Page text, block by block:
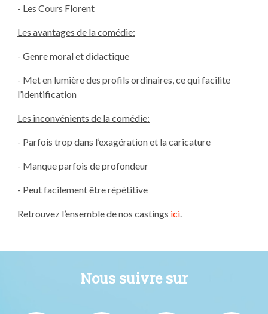
- Les Cours Florent
Les avantages de la comédie:
- Genre moral et didactique
- Met en lumière des profils ordinaires, ce qui facilite
l’identification
Les inconvénients de la comédie:
- Parfois trop dans l’exagération et la caricature
- Manque parfois de profondeur
- Peut facilement être répétitive
Retrouvez l’ensemble de nos castings ici
Nous suivre sur